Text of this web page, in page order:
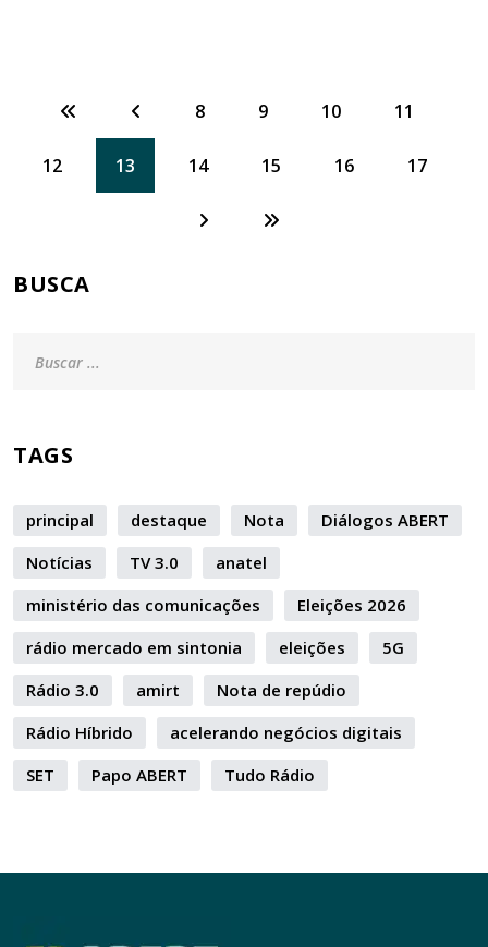
8 9 10 11
12 13 14 15 16 17
BUSCA
TAGS
principal destaque Nota
Diálogos ABERT
Notícias
TV 3.0
anatel
ministério das comunicações
Eleições 2026
rádio mercado em sintonia
eleições
5G
Rádio 3.0
amirt
Nota de repúdio
Rádio Híbrido
acelerando negócios digitais
SET
Papo ABERT Tudo Rádio